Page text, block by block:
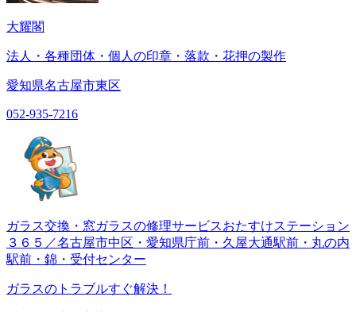
大耀閣
法人・各種団体・個人の印章・落款・花押の製作
愛知県名古屋市東区
052-935-7216
ガラス交換・窓ガラスの修理サービスおたすけステーション
３６５／名古屋市中区・愛知県庁前・久屋大通駅前・丸の内
駅前・錦・受付センター
ガラスのトラブルすぐ解決！